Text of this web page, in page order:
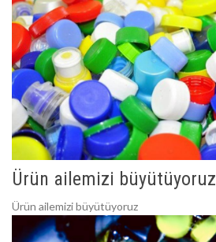
Ürün ailemizi büyütüyoruz
Ürün ailemizi büyütüyoruz